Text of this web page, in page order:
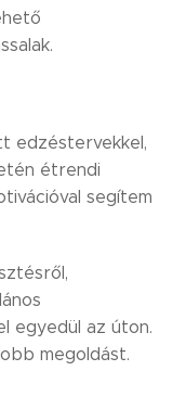
edzéstervekkel,
étrendi
segítem
egyedül az úton.
megoldást.